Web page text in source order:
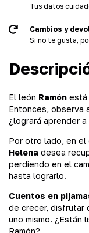
Tus datos
Cambios y
Si no te gusta,
El león Ramón está
Entonces, observa
¿logrará aprender
Por otro lado, en el
Helena desea
perdiendo en el
hasta lograrlo.
Cuentos en
de crecer, disfrutar
uno mismo. ¿Están
Ramón?